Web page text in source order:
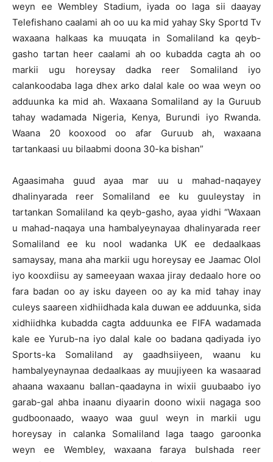
weyn ee Wembley Stadium, iyada oo laga sii daayay
Telefishano caalami ah oo uu ka mid yahay Sky Sportd Tv
waxaana halkaas ka muuqata in Somaliland ka qeyb-
gasho tartan heer caalami ah oo kubadda cagta ah oo
markii ugu horeysay dadka reer Somaliland iyo
calankoodaba laga dhex arko dalal kale oo waa weyn oo
adduunka ka mid ah. Waxaana Somaliland ay la Guruub
tahay wadamada Nigeria, Kenya, Burundi iyo Rwanda.
Waana 20 kooxood oo afar Guruub ah, waxaana
tartankaasi uu bilaabmi doona 30-ka bishan”
Agaasimaha guud ayaa mar uu u mahad-naqayey
dhalinyarada reer Somaliland ee ku guuleystay in
tartankan Somaliland ka qeyb-gasho, ayaa yidhi “Waxaan
u mahad-naqaya una hambalyeynayaa dhalinyarada reer
Somaliland ee ku nool wadanka UK ee dedaalkaas
samaysay, mana aha markii ugu horeysay ee Jaamac Olol
iyo kooxdiisu ay sameeyaan waxaa jiray dedaalo hore oo
fara badan oo ay isku dayeen oo ay ka mid tahay inay
culeys saareen xidhiidhada kala duwan ee adduunka, sida
xidhiidhka kubadda cagta adduunka ee FIFA wadamada
kale ee Yurub-na iyo dalal kale oo badana qadiyada iyo
Sports-ka Somaliland ay gaadhsiiyeen, waanu ku
hambalyeynaynaa dedaalkaas ay muujiyeen ka wasaarad
ahaana waxaanu ballan-qaadayna in wixii guubaabo iyo
garab-gal ahba inaanu diyaarin doono wixii nagaga soo
gudboonaado, waayo waa guul weyn in markii ugu
horeysay in calanka Somaliland laga taago garoonka
weyn ee Wembley, waxaana faraya bulshada reer